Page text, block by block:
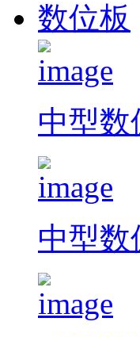
数位板
中型数
中型数